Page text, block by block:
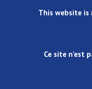
This website
Ce site n'est